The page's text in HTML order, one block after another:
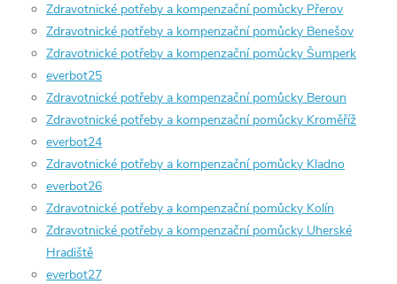
Zdravotnické potřeby a kompenzační pomůcky Přerov
Zdravotnické potřeby a kompenzační pomůcky Benešov
Zdravotnické potřeby a kompenzační pomůcky Šumperk
everbot25
Zdravotnické potřeby a kompenzační pomůcky Beroun
Zdravotnické potřeby a kompenzační pomůcky Kroměříž
everbot24
Zdravotnické potřeby a kompenzační pomůcky Kladno
everbot26
Zdravotnické potřeby a kompenzační pomůcky Kolín
Zdravotnické potřeby a kompenzační pomůcky Uherské
Hradiště
everbot27